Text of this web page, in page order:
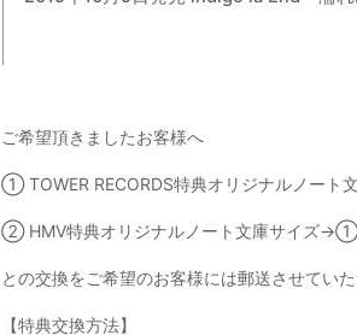
ご希望頂きましたお客様へ
① TOWER RECORDS特典オリジナルノー
② HMV特典オリジナルノート文庫サイズ→①
との交換をご希望のお客様には郵送させてい
【特典交換方法】